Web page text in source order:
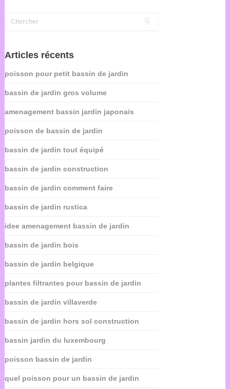
Articles récents
poisson pour petit bassin de jardin
bassin de jardin gros volume
amenagement bassin jardin japonais
poisson de bassin de jardin
bassin de jardin tout équipé
bassin de jardin construction
bassin de jardin comment faire
bassin de jardin rustica
idee amenagement bassin de jardin
bassin de jardin bois
bassin de jardin belgique
plantes filtrantes pour bassin de jardin
bassin de jardin villaverde
bassin de jardin hors sol construction
bassin jardin du luxembourg
poisson bassin de jardin
quel poisson pour un bassin de jardin